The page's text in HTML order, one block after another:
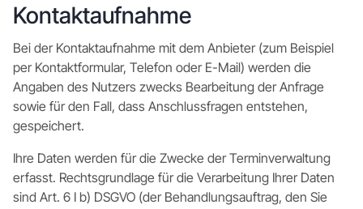
Kontaktaufnahme
Bei der Kontaktaufnahme mit dem Anbieter (zum Beispiel
per Kontaktformular, Telefon oder E-Mail) werden die
Angaben des Nutzers zwecks Bearbeitung der Anfrage
sowie für den Fall, dass Anschlussfragen entstehen,
gespeichert.
Ihre Daten werden für die Zwecke der Terminverwaltung
erfasst. Rechtsgrundlage für die Verarbeitung Ihrer Daten
sind Art. 6 I b) DSGVO (der Behandlungsauftrag, den Sie